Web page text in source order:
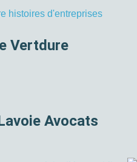
Vertdure
Avocats